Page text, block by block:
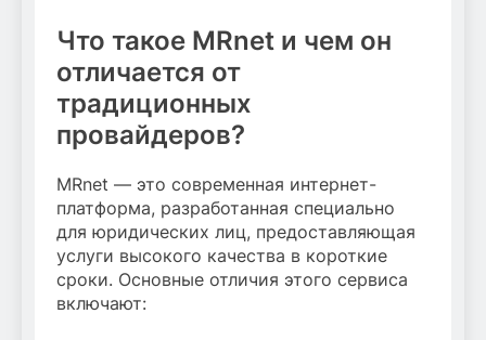
Что такое MRnet и чем он
отличается от
традиционных
провайдеров?
MRnet — это современная интернет-
платформа, разработанная специально
для юридических лиц, предоставляющая
услуги высокого качества в короткие
сроки. Основные отличия этого сервиса
включают: